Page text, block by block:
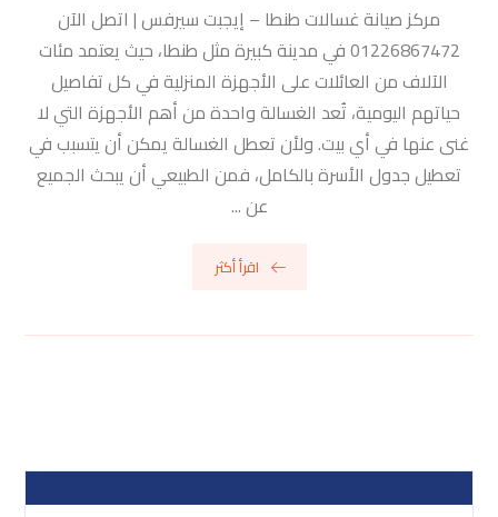
مركز صيانة غسالات طنطا – إيجبت سيرفس | اتصل الآن
01226867472 في مدينة كبيرة مثل طنطا، حيث يعتمد مئات
الآلاف من العائلات على الأجهزة المنزلية في كل تفاصيل
حياتهم اليومية، تُعد الغسالة واحدة من أهم الأجهزة التي لا
غنى عنها في أي بيت. ولأن تعطل الغسالة يمكن أن يتسبب في
تعطيل جدول الأسرة بالكامل، فمن الطبيعي أن يبحث الجميع
عن ...
اقرأ أكثر